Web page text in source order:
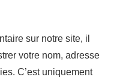
sur notre site, il
votre nom, adresse
C’est uniquement